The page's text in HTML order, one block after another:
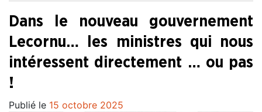
Dans le nouveau gouvernement
Lecornu… les ministres qui nous
intéressent directement … ou pas
!
Publié le 15 octobre 2025